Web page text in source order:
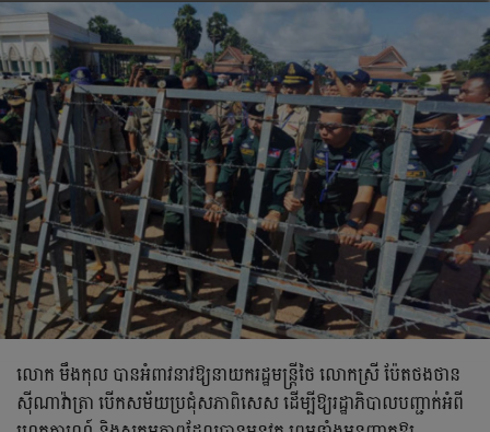
លោក មឹងកុល បានអំពាវនាវឱ្យនាយករដ្ឋមន្ត្រីថៃ លោកស្រី ប៉ែតថងថាន
ស៊ីណាវ៉ាត្រា បើកសម័យប្រជុំសភាពិសេស ដើម្បីឱ្យរដ្ឋាភិបាលបញ្ជាក់អំពី